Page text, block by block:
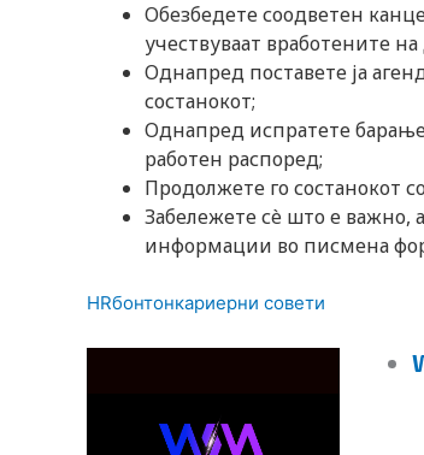
Обезбедете соодветен
учествуваат вработените
Однапред поставете ја
состанокот;
Однапред испратете
работен распоред;
Продолжете го состанокот
Забележете сè што е важно,
информации во писмена
HRбонтонкариерни совети